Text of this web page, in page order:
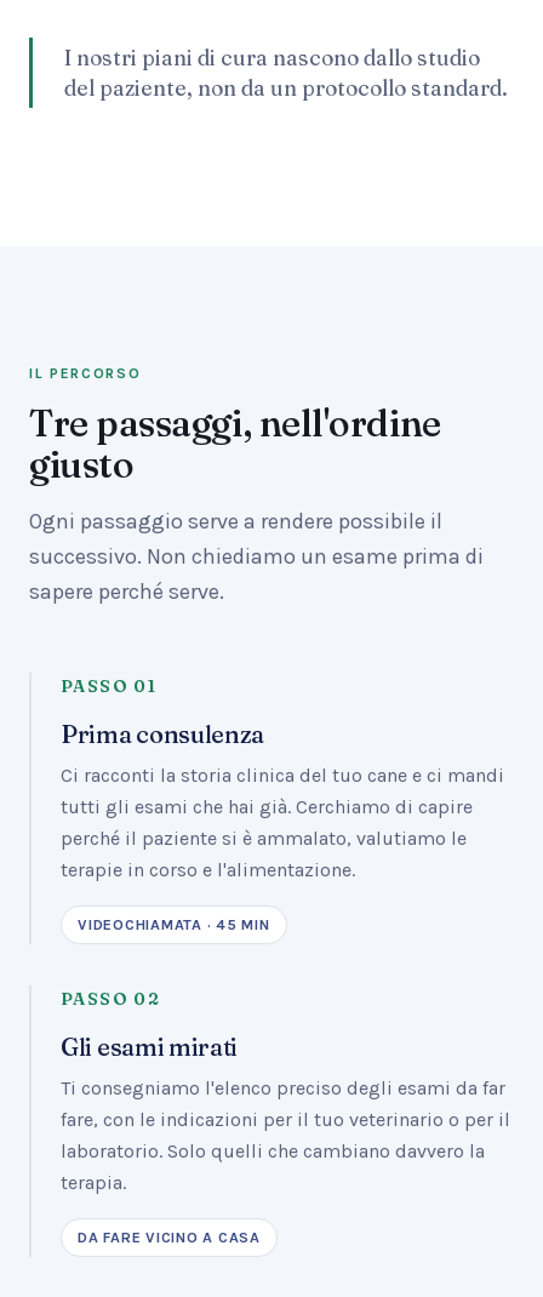
I nostri piani di cura nascono dallo studio
del paziente, non da un protocollo standard.
IL PERCORSO
Tre passaggi, nell'ordine
giusto
Ogni passaggio serve a rendere possibile il
successivo. Non chiediamo un esame prima di
sapere perché serve.
PASSO 01
Prima consulenza
Ci racconti la storia clinica del tuo cane e ci mandi
tutti gli esami che hai già. Cerchiamo di capire
perché il paziente si è ammalato, valutiamo le
terapie in corso e l'alimentazione.
VIDEOCHIAMATA · 45 MIN
PASSO 02
Gli esami mirati
Ti consegniamo l'elenco preciso degli esami da far
fare, con le indicazioni per il tuo veterinario o per il
laboratorio. Solo quelli che cambiano davvero la
terapia.
DA FARE VICINO A CASA